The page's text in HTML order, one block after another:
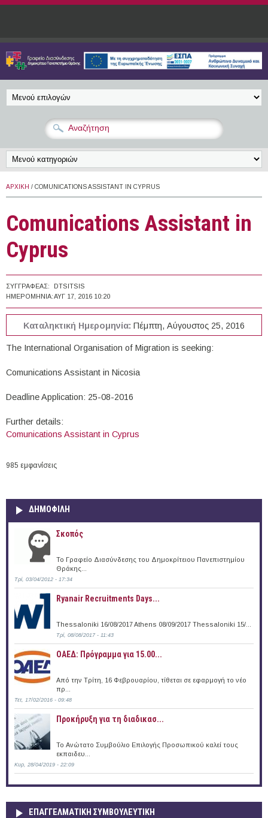
Παράκαμψη προς το κυρίως περιεχόμενο
ΑΡΧΙΚΉ / COMUNICATIONS ASSISTANT IN CYPRUS
Comunications Assistant in
Cyprus
ΣΥΓΓΡΑΦΈΑΣ:
DTSITSIS
ΗΜΕΡΟΜΗΝΊΑ:ΑΥΓ 17, 2016 10:20
Καταληκτική Ημερομηνία: Πέμπτη, Αύγουστος 25, 2016
The International Organisation of Migration is seeking:
Comunications Assistant in Nicosia
Deadline Application: 25-08-2016
Further details:
Comunications Assistant in Cyprus
985 εμφανίσεις
ΔΗΜΟΦΙΛΗ
Σκοπός
Το Γραφείο Διασύνδεσης του Δημοκρίτειου Πανεπιστημίου
Θράκης...
Τρί, 03/04/2012 - 17:34
Ryanair Recruitments Days...
Thessaloniki 16/08/2017 Athens 08/09/2017 Thessaloniki 15/...
Τρί, 08/08/2017 - 11:43
ΟΑΕΔ: Πρόγραμμα για 15.00...
Από την Τρίτη, 16 Φεβρουαρίου, τίθεται σε εφαρμογή το νέο
πρ...
Τετ, 17/02/2016 - 09:48
Προκήρυξη για τη διαδικασ...
Το Ανώτατο Συμβούλιο Επιλογής Προσωπικού καλεί τους
εκπαιδευ...
Κυρ, 28/04/2019 - 22:09
ΕΠΑΓΓΕΛΜΑΤΙΚΉ ΣΥΜΒΟΥΛΕΥΤΙΚΉ